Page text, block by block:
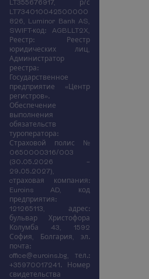
LT355676917, р/с
LT734010042500000
826, Luminor Bank AS,
SWIFT-код: AGBLLT2X,
Реестр: Реестр
юридических лиц,
Администратор
реестра:
Государственное
предприятие «Центр
регистров».
Обеспечение
выполнения
обязательств
туроператора:
Страховой полис №
0650000316/003
(30.05.2026 –
29.05.2027),
cтраховая компания:
Euroins AD, код
предприятия:
121265113, адрес:
бульвар Христофора
Колумба 43, 1592
София, Болгария, эл.
почта:
office@euroins.bg, тел.:
+35970017241. Номер
свидетельства